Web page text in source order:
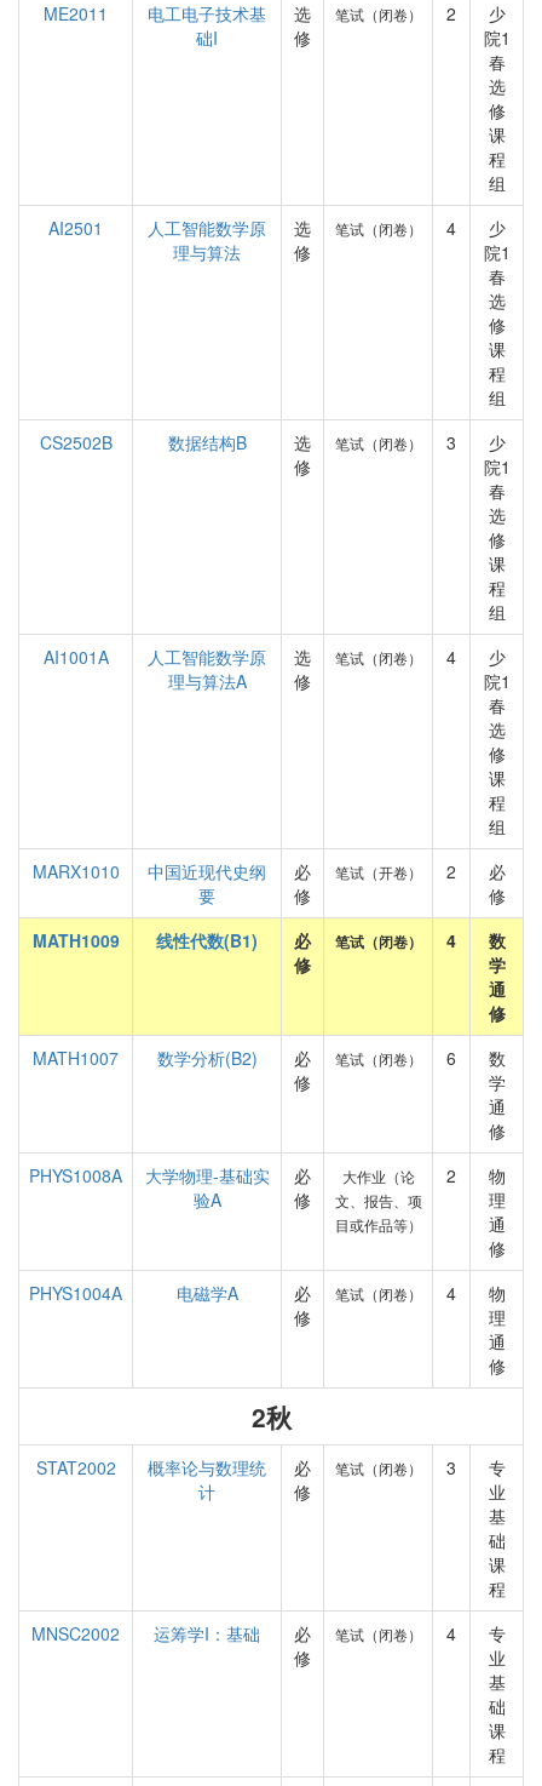
ME2011
电工电子技术基
础I
选
修
笔试（闭卷） 2
少
院1
春
选
修
课
程
组
AI2501
人工智能数学原
理与算法
选
修
笔试（闭卷） 4
少
院1
春
选
修
课
程
组
CS2502B
数据结构B
选
修
笔试（闭卷） 3
少
院1
春
选
修
课
程
组
AI1001A
人工智能数学原
理与算法A
选
修
笔试（闭卷） 4
少
院1
春
选
修
课
程
组
MARX1010
中国近现代史纲
要
必
修
笔试（开卷） 2
必
修
MATH1009
线性代数(B1)
必
修
笔试（闭卷） 4
数
学
通
修
MATH1007
数学分析(B2)
必
修
笔试（闭卷） 6
数
学
通
修
PHYS1008A
大学物理-基础实
验A
必
修
大作业（论
文、报告、项
目或作品等）
2
物
理
通
修
PHYS1004A
电磁学A
必
修
笔试（闭卷） 4
物
理
通
修
2秋
STAT2002
概率论与数理统
计
必
修
笔试（闭卷） 3
专
业
基
础
课
程
MNSC2002
运筹学I：基础
必
修
笔试（闭卷） 4
专
业
基
础
课
程